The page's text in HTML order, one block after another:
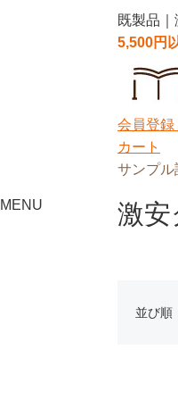
既製品
5,500円
会員登録
カート
サンプル
MENU 激
並び順